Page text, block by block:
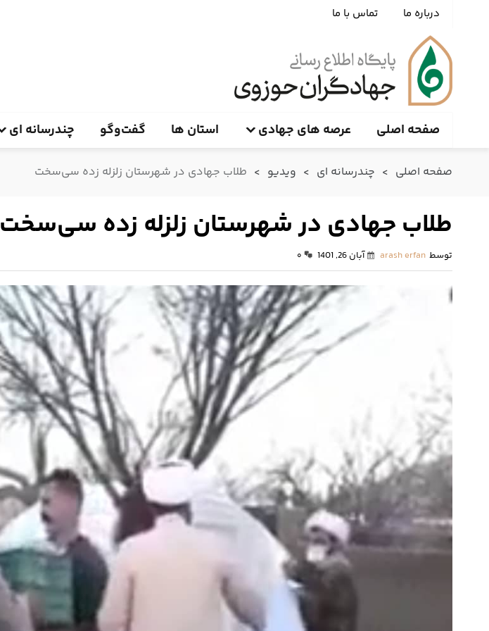
درباره ما تماس با ما
صفحه اصلی عرصه های جهادی استان ها گفت‌وگو چندرسانه ای
صفحه اصلی > چندرسانه ای > ویدیو > طلاب جهادی در شهرستان زلزله زده سی‌سخت
طلاب جهادی در شهرستان زلزله زده سی‌سخت
توسط arash erfan آبان 26, 1401 ۰